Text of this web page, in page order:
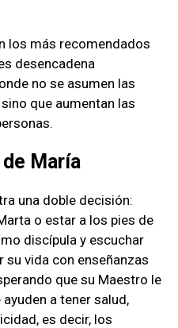
los más recomendados
desencadena
no se asumen las
que aumentan las
María
una doble decisión:
o estar a los pies de
discípula y escuchar
su vida con enseñanzas
que su Maestro le
a tener salud,
es decir, los